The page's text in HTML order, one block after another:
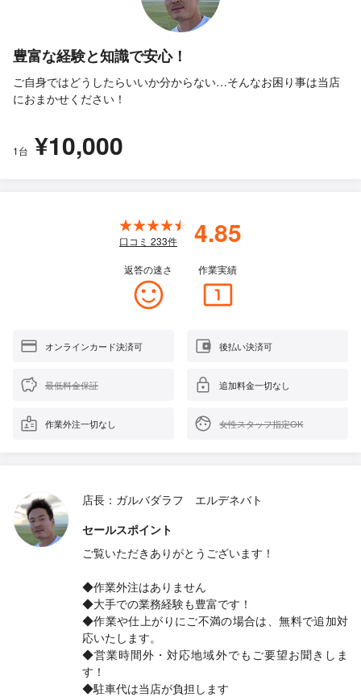
豊富な経験と知識で安心！
ご自身ではどうしたらいいか分からない…そんなお困り事は当店
におまかせください！
1台 ¥10,000
口コミ 233件 4.85
返答の速さ 作業実績
オンラインカード決済可 後払い決済可
最低料金保証 追加料金一切なし
作業外注一切なし 女性スタッフ指定OK
店長：ガルバダラフ エルデネバト
セールスポイント
ご覧いただきありがとうございます！
◆作業外注はありません
◆大手での業務経験も豊富です！
◆作業や仕上がりにご不満の場合は、無料で追加対
応いたします。
◆営業時間外・対応地域外でもご要望お聞きしま
す！
◆駐車代は当店が負担します